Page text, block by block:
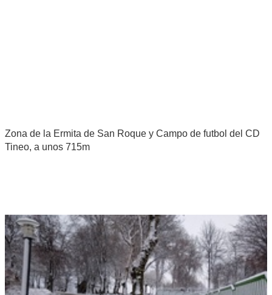
Zona de la Ermita de San Roque y Campo de futbol del CD
Tineo, a unos 715m